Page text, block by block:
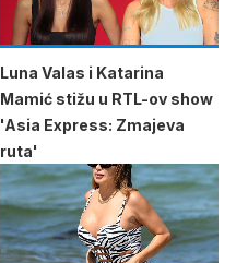
Luna Valas i Katarina
Mamić stižu u RTL-ov show
'Asia Express: Zmajeva
ruta'